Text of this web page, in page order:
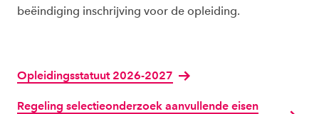
beëindiging inschrijving voor de opleiding.
Opleidingsstatuut 2026-2027
Regeling selectieonderzoek aanvullende eisen